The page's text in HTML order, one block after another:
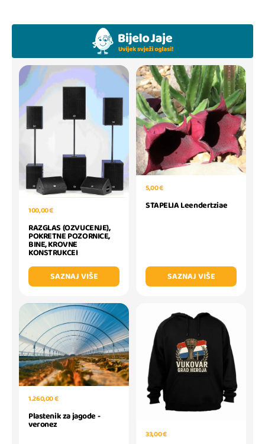
100,00 €
RAZGLAS (OZVUCENJE),
POKRETNE POZORNICE,
BINE, KROVNE
KONSTRUKCEI
SAZNAJ VIŠE
5,00 €
STAPELIA Leendertziae
SAZNAJ VIŠE
1.260,00 €
Plastenik za jagode -
veronez
33,00 €